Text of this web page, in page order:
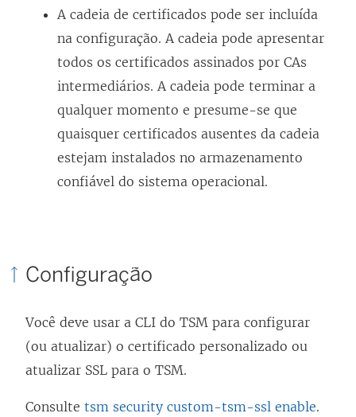
A cadeia de certificados pode ser incluída
na configuração. A cadeia pode apresentar
todos os certificados assinados por CAs
intermediários. A cadeia pode terminar a
qualquer momento e presume-se que
quaisquer certificados ausentes da cadeia
estejam instalados no armazenamento
confiável do sistema operacional.
Configuração
Você deve usar a CLI do TSM para configurar
(ou atualizar) o certificado personalizado ou
atualizar SSL para o TSM.
Consulte tsm security custom-tsm-ssl enable.